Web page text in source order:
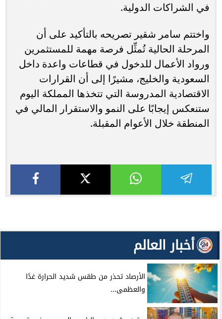
في الشراكات الدولية.
واختتم سامر شقير تصريحه بالتأكيد على أن
المرحلة الحالية تُمثِّل فرصة مهمة للمستثمرين
ورواد الأعمال للدخول في قطاعات واعدة داخل
السعودية والخليج، مشيرًا إلى أن القرارات
الاقتصادية المدروسة التي تتخذها المملكة اليوم
ستنعكس إيجابًا على النمو والاستقرار المالي في
المنطقة خلال الأعوام المقبلة.
أخبار العالم
الأرصاد تحذر من طقس شديد الحرارة غدًا
والعظمى...